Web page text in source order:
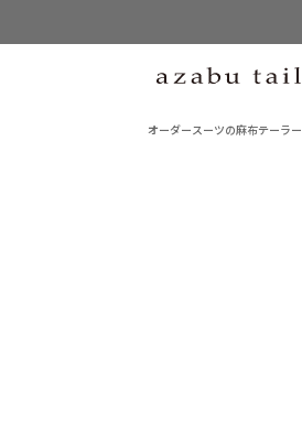
オーダースーツの麻布テーラー